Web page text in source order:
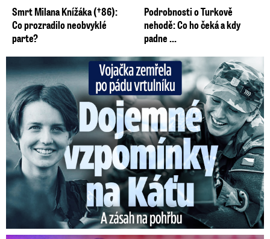
Smrt Milana Knížáka (†86):
Co prozradilo neobvyklé
parte?
Podrobnosti o Turkově
nehodě: Co ho čeká a kdy
padne ...
Vojačka zemřela po pádu vrtulníku: Dojemné vzpomínky na ...